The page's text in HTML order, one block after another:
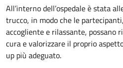
All’interno dell’ospedale è stata
trucco, in modo che le
accogliente e rilassante, possano
cura e valorizzare il proprio
up più adeguato.